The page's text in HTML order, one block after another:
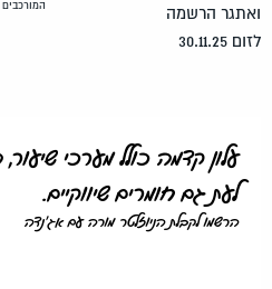
עלון קדמה כולל מערכי
לעת גם חומרים שיווקיים.
הרשמו לקבלת הניוזלטר מורה עם אג'נדה